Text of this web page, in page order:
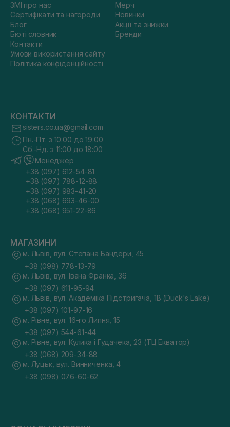
ЗМІ про нас
Сертифікати та нагороди
Блог
Бюті словник
Контакти
Умови використання сайту
Політика конфіденційності
Мерч
Новинки
Акції та знижки
Бренди
КОНТАКТИ
sisters.co.ua@gmail.com
Пн.-Пт. з 10:00 до 19:00
Сб.-Нд. з 11:00 до 18:00
Менеджер
+38 (097) 612-54-81
+38 (097) 788-12-88
+38 (097) 983-41-20
+38 (068) 693-46-00
+38 (068) 951-22-86
МАГАЗИНИ
м. Львів, вул. Степана Бандери, 45
+38 (098) 778-13-79
м. Львів, вул. Івана Франка, 36
+38 (097) 611-95-94
м. Львів, вул. Академіка Підстригача, 1В (Duck's Lake)
+38 (097) 101-97-16
м. Рівне, вул. 16-го Липня, 15
+38 (097) 544-61-44
м. Рівне, вул. Кулика і Гудачека, 23 (ТЦ Екватор)
+38 (068) 209-34-88
м. Луцьк, вул. Винниченка, 4
+38 (098) 076-60-62